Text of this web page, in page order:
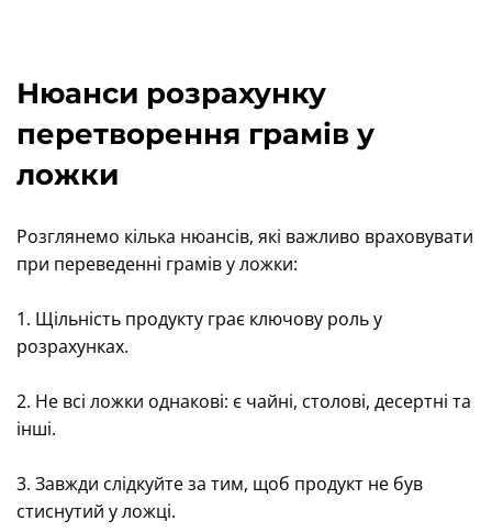
Нюанси розрахунку
перетворення грамів у
ложки
Розглянемо кілька нюансів, які важливо враховувати
при переведенні грамів у ложки:
1. Щільність продукту грає ключову роль у
розрахунках.
2. Не всі ложки однакові: є чайні, столові, десертні та
інші.
3. Завжди слідкуйте за тим, щоб продукт не був
стиснутий у ложці.